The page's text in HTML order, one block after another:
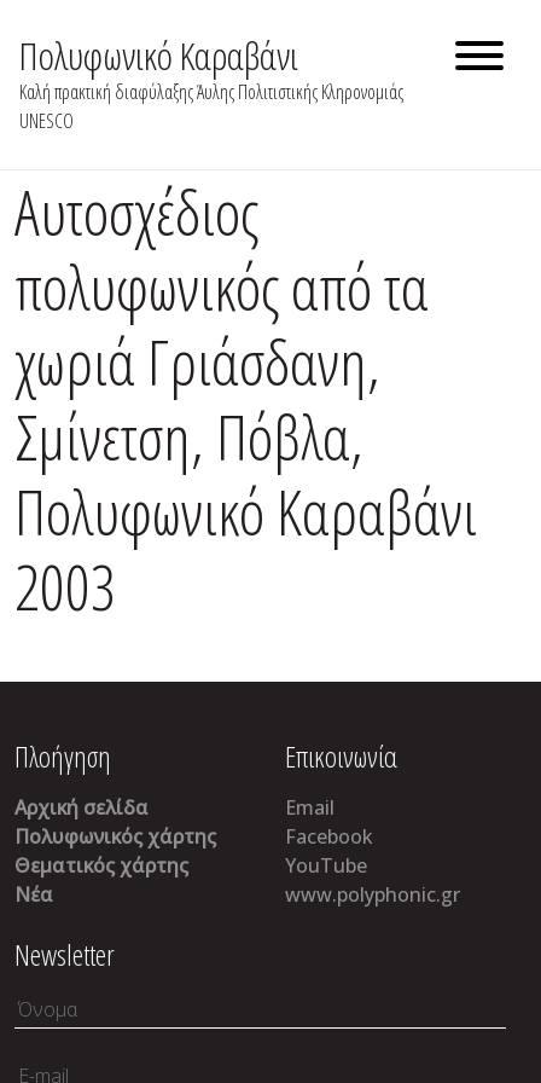
content
Πολυφωνικό Καραβάνι
Καλή πρακτική διαφύλαξης Άυλης Πολιτιστικής Κληρονομιάς
UNESCO
Αυτοσχέδιος
πολυφωνικός από τα
χωριά Γριάσδανη,
Σμίνετση, Πόβλα,
Πολυφωνικό Καραβάνι
2003
Πλοήγηση
Αρχική σελίδα
Πολυφωνικός χάρτης
Θεματικός χάρτης
Νέα
Επικοινωνία
Email
Facebook
YouTube
www.polyphonic.gr
Newsletter